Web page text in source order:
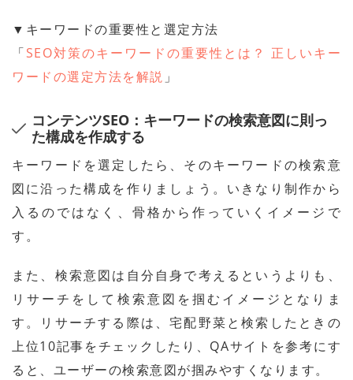
▼キーワードの重要性と選定方法
「SEO対策のキーワードの重要性とは？ 正しいキー
ワードの選定方法を解説 」
コンテンツSEO：キーワードの検索意図に則っ
た構成を作成する
キーワードを選定したら、そのキーワードの検索意
図に沿った構成を作りましょう。いきなり制作から
入るのではなく、骨格から作っていくイメージで
す。
また、検索意図は自分自身で考えるというよりも、
リサーチをして検索意図を掴むイメージとなりま
す。リサーチする際は、宅配野菜と検索したときの
上位10記事をチェックしたり、QAサイトを参考にす
ると、ユーザーの検索意図が掴みやすくなります。